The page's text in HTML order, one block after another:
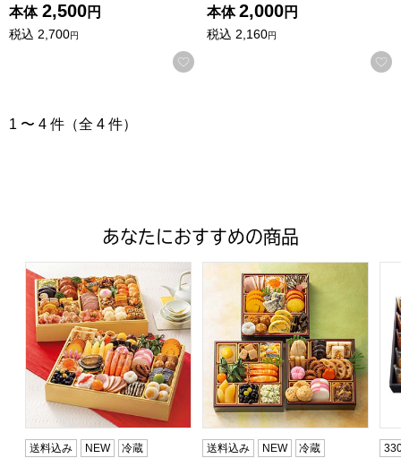
本体 2,500円
税込 2,700円
お気に入りに登録する
本体 2,000円
税込 2,160円
1 〜 4 件（全 4 件）
あなたにおすすめの商品
トップバリュ 和洋中特大二段重「饗宴」(きょうえん)【4
送料込み NEW 冷蔵
トップバリュ 和風三段重「
送料込み NEW 冷蔵